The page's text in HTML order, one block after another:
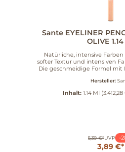
Sante EYELINER
OLIVE
Natürliche, intensive Farben Eyeliner Pencil mit
softer Textur und intensiven
Die geschmeidige Formel mit
jeden Lidschatten-Look -
einfachumwerfend aus. Eyeliner Pencil mit softer
Textur und intensiven Farben
Hersteller:
Inhalt: 1.14 Ml
5,39 €*UVP -
3,89 €*